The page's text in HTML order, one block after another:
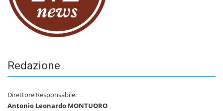
Redazione
Direttore Responsabile:
Antonio Leonardo MONTUORO